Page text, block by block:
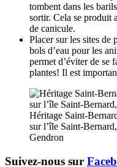
tombent dans les
sortir. Cela se produit
de canicule.
Placer sur les sites de
bols d’eau pour les
permet d’éviter de se
plantes! Il est
Héritage Saint-
sur l’île Saint-
Gendron
Suivez-nous sur